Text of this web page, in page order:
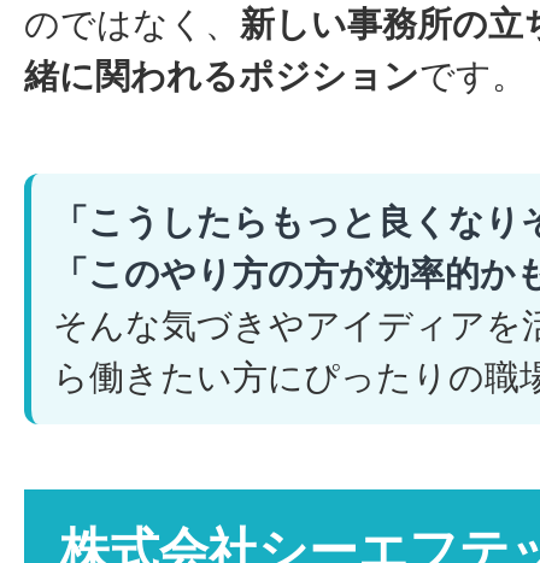
のではなく、 新しい事務所の立
緒に関われるポジションです。
「こうしたらもっと良くなり
「このやり方の方が効率的か
そんな気づきやアイディアを
ら働きたい方にぴったりの職
株式会社シーエフテ